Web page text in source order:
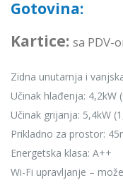
of
5
Gotovina:
Kartice: sa PDV-
Zidna unutarnja i
Učinak hlađenja: 4,2kW
Učinak grijanja: 5,4kW
Prikladno za prostor:
Energetska klasa: A++
Wi-Fi upravljanje –